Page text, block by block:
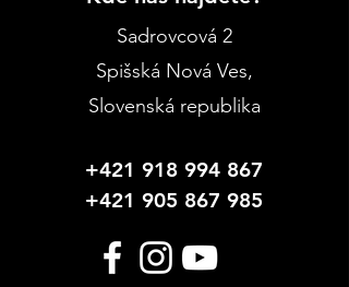
Sadrovcová 2
Spišská Nová Ves,
Slovenská republika
+421 918 994 867
+421 905 867 985